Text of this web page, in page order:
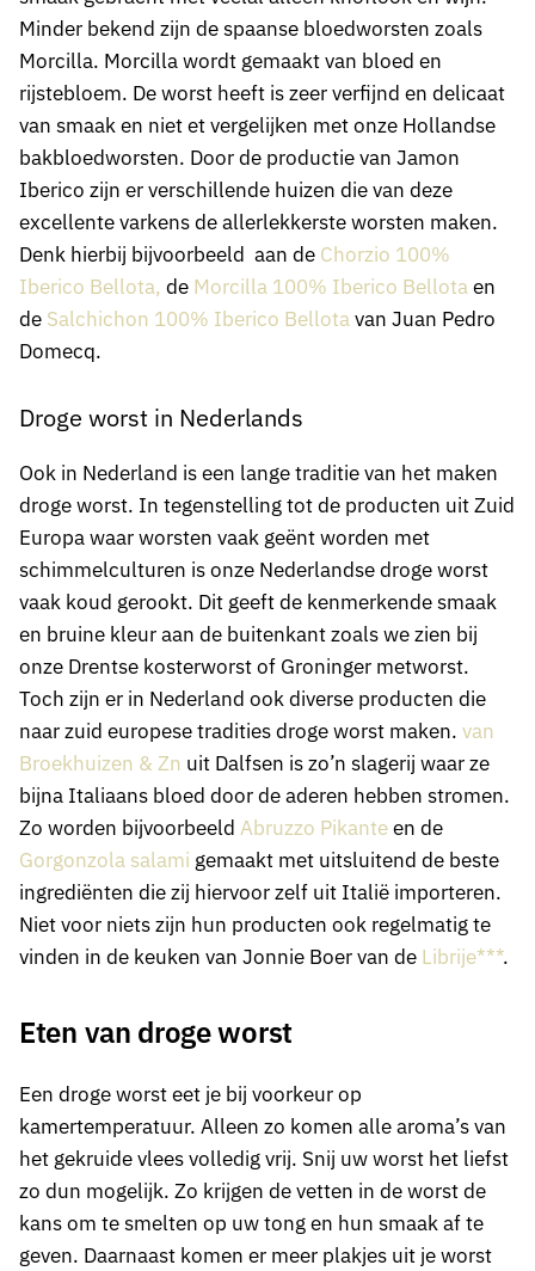
Minder bekend zijn de spaanse bloedworsten zoals
Morcilla. Morcilla wordt gemaakt van bloed en
rijstebloem. De worst heeft is zeer verfijnd en delicaat
van smaak en niet et vergelijken met onze Hollandse
bakbloedworsten. Door de productie van Jamon
Iberico zijn er verschillende huizen die van deze
excellente varkens de allerlekkerste worsten maken.
Denk hierbij bijvoorbeeld aan de Chorzio 100%
Iberico Bellota, de Morcilla 100% Iberico Bellotaen
de Salchichon 100% Iberico Bellotavan Juan Pedro
Domecq.
Droge worst in Nederlands
Ook in Nederland is een lange traditie van het maken
droge worst. In tegenstelling tot de producten uit Zuid
Europa waar worsten vaak geënt worden met
schimmelculturen is onze Nederlandse droge worst
vaak koud gerookt. Dit geeft de kenmerkende smaak
en bruine kleur aan de buitenkant zoals we zien bij
onze Drentse kosterworst of Groninger metworst.
Toch zijn er in Nederland ook diverse producten die
naar zuid europese tradities droge worst maken. van
Broekhuizen & Zn uit Dalfsen is zo’n slagerij waar ze
bijna Italiaans bloed door de aderen hebben stromen.
Zo worden bijvoorbeeld Abruzzo Pikanteen de
Gorgonzola salami gemaakt met uitsluitend de beste
ingrediënten die zij hiervoor zelf uit Italië importeren.
Niet voor niets zijn hun producten ook regelmatig te
vinden in de keuken van Jonnie Boer van de Librije***.
Eten van droge worst
Een droge worst eet je bij voorkeur op
kamertemperatuur. Alleen zo komen alle aroma’s van
het gekruide vlees volledig vrij. Snij uw worst het liefst
zo dun mogelijk. Zo krijgen de vetten in de worst de
kans om te smelten op uw tong en hun smaak af te
geven. Daarnaast komen er meer plakjes uit je worst